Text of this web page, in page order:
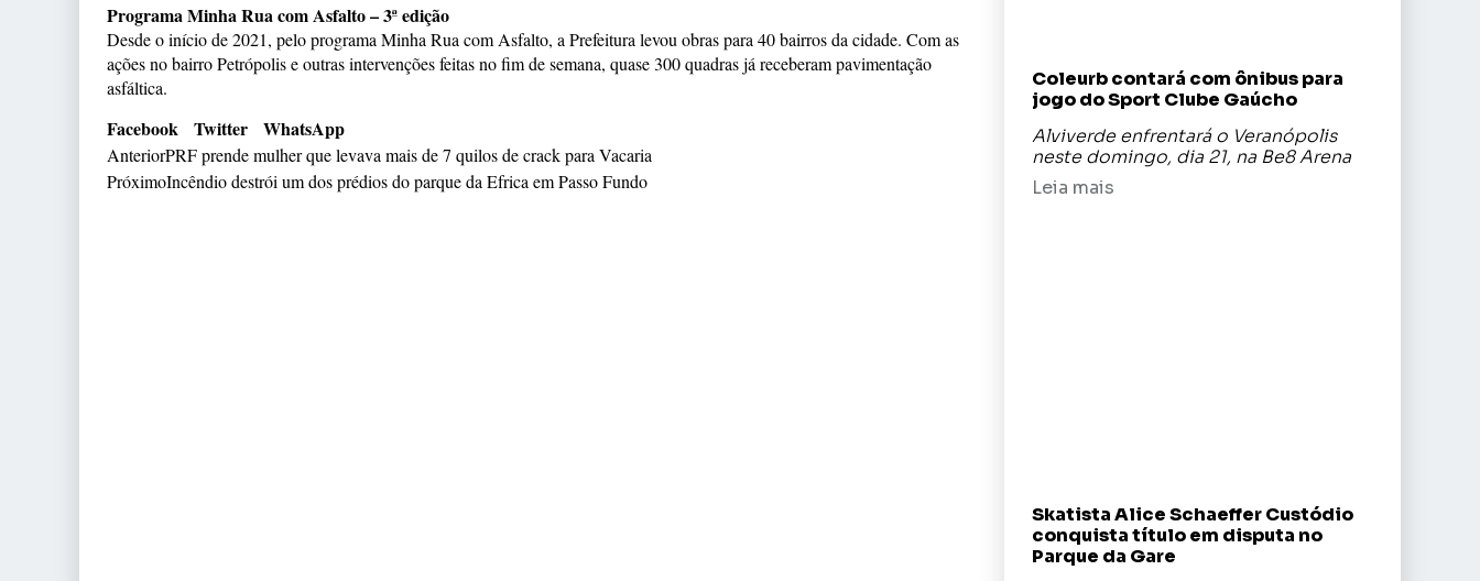
Programa Minha Rua com Asfalto – 3ª edição
Desde o início de 2021, pelo programa Minha Rua com Asfalto, a Prefeitura levou obras para 40 bairros da cidade. Com as
ações no bairro Petrópolis e outras intervenções feitas no fim de semana, quase 300 quadras já receberam pavimentação
asfáltica.
Facebook Twitter WhatsApp
AnteriorPRF prende mulher que levava mais de 7 quilos de crack para Vacaria
PróximoIncêndio destrói um dos prédios do parque da Efrica em Passo Fundo
Coleurb contará com ônibus para
jogo do Sport Clube Gaúcho
Alviverde enfrentará o Veranópolis
neste domingo, dia 21, na Be8 Arena
Leia mais
Skatista Alice Schaeffer Custódio
conquista título em disputa no
Parque da Gare